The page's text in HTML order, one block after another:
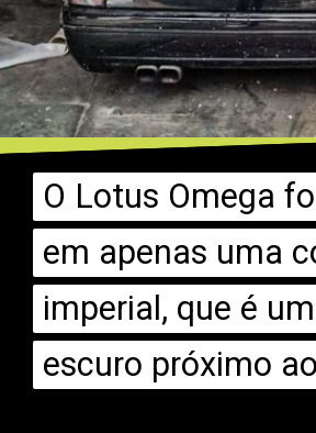
O Lotus Omega
em apenas uma
imperial, que é
escuro próximo
O Lotus Omega
em apenas uma
imperial, que é
escuro próximo